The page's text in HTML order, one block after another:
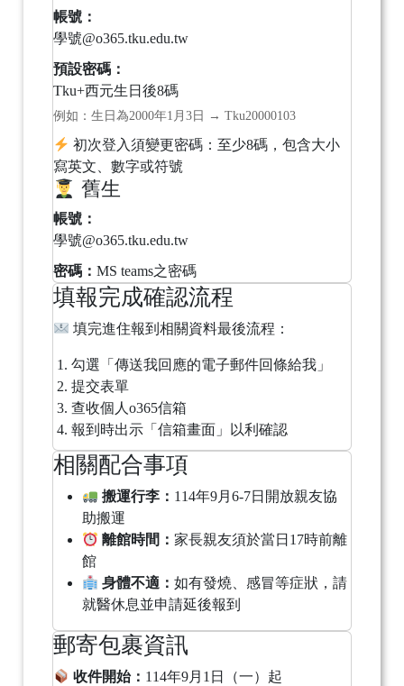
帳號：
學號@o365.tku.edu.tw
預設密碼：
Tku+西元生日後8碼
例如：生日為2000年1月3日 → Tku20000103
初次登入須變更密碼：至少8碼，包含大小
寫英文、數字或符號
舊生
帳號：
學號@o365.tku.edu.tw
密碼： MS teams之密碼
填報完成確認流程
填完進住報到相關資料最後流程：
勾選「傳送我回應的電子郵件回條給我」
提交表單
查收個人o365信箱
報到時出示「信箱畫面」以利確認
相關配合事項
搬運行李： 114年9月6-7日開放親友協
助搬運
離館時間： 家長親友須於當日17時前離
館
身體不適： 如有發燒、感冒等症狀，請
就醫休息並申請延後報到
郵寄包裹資訊
收件開始： 114年9月1日（一）起